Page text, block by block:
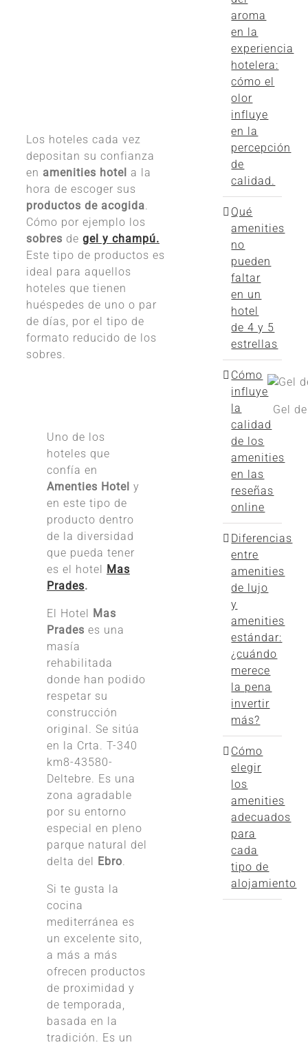
Los hoteles cada vez
depositan su confianza
en amenities hotel a la
hora de escoger sus
productos de acogida.
Cómo por ejemplo los
sobres de gel y champú.
Este tipo de productos es
ideal para aquellos
hoteles que tienen
huéspedes de uno o par
de días, por el tipo de
formato reducido de los
sobres.
Gel
Uno de los
hoteles que
confía en
Amenties Hotel y
en este tipo de
producto dentro
de la diversidad
que pueda tener
es el hotel
Mas
Prades.
El Hotel
Mas
Prades es una
masía
rehabilitada
donde han podido
respetar su
construcción
original. Se sitúa
en la Crta. T-340
km8-43580-
Deltebre. Es una
zona agradable
por su entorno
especial en pleno
parque natural del
delta del
Ebro.
Si te gusta la
cocina
mediterránea es
un excelente sito,
a más a más
ofrecen productos
de proximidad y
de temporada,
basada en la
tradición. Es un
aroma
en la
experiencia
hotelera:
cómo el
olor
influye
en la
percepción
de
calidad.
Qué
amenities
no
pueden
faltar
en un
hotel
de 4 y 5
estrellas
Cómo
influye
la
calidad
de los
amenities
en las
reseñas
online
Diferencias
entre
amenities
de lujo
y
amenities
estándar:
¿cuándo
merece
la pena
invertir
más?
Cómo
elegir
los
amenities
adecuados
para
cada
tipo de
alojamiento